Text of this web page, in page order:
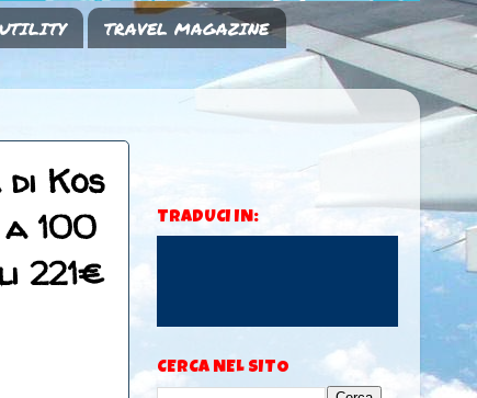
TRAVEL MAGAZINE
Kos
100
221€
TRADUCI IN:
CERCA NEL SITO